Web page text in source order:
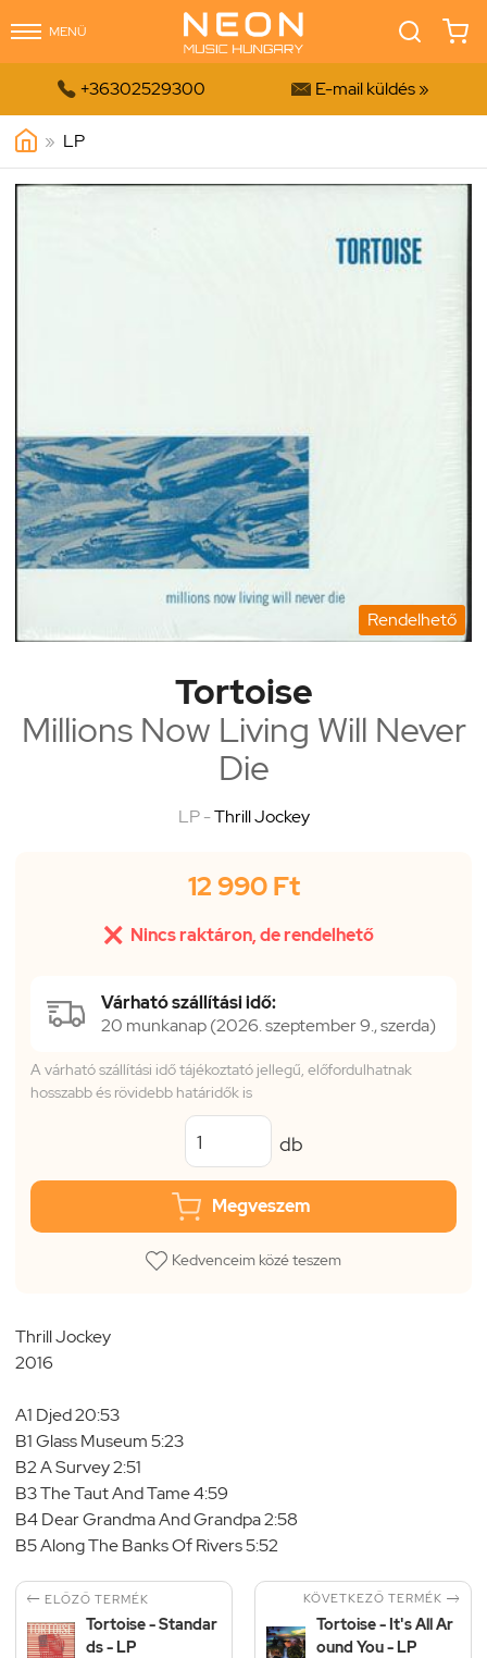
MENÜ
 +36302529300  E-mail küldés »
» LP
Rendelhető
Tortoise
Millions Now Living Will Never
Die
LP -Thrill Jockey
12 990 Ft
 Nincs raktáron, de rendelhető
Várható szállítási idő:
20 munkanap (2026. szeptember 9., szerda)
A várható szállítási idő tájékoztató jellegű, előfordulhatnak
hosszabb és rövidebb határidők is
db
Megveszem
Kedvenceim közé teszem
Thrill Jockey
2016
A1 Djed 20:53
B1 Glass Museum 5:23
B2 A Survey 2:51
B3 The Taut And Tame 4:59
B4 Dear Grandma And Grandpa 2:58
B5 Along The Banks Of Rivers 5:52
 ELŐZŐ TERMÉK
Tortoise - Standar
ds - LP
KÖVETKEZŐ TERMÉK 
Tortoise - It's All Ar
ound You - LP